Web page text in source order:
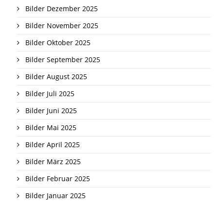
Bilder Dezember 2025
Bilder November 2025
Bilder Oktober 2025
Bilder September 2025
Bilder August 2025
Bilder Juli 2025
Bilder Juni 2025
Bilder Mai 2025
Bilder April 2025
Bilder März 2025
Bilder Februar 2025
Bilder Januar 2025